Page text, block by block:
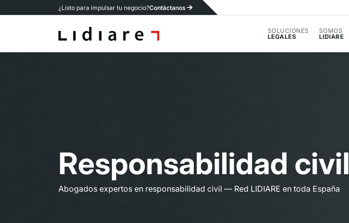
¿Listo para impulsar tu negocio?Contáctanos
SOLUCIONES
LEGALES
SOMOS
LIDIARE
Responsabilidad civil
Abogados expertos en responsabilidad civil — Red LIDIARE en toda España